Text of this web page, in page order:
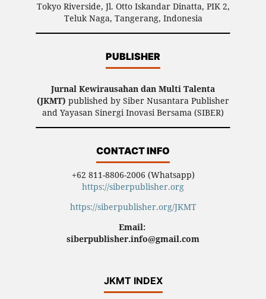
Tokyo Riverside, Jl. Otto Iskandar Dinatta, PIK 2,
Teluk Naga, Tangerang, Indonesia
PUBLISHER
Jurnal Kewirausahan dan Multi Talenta
(JKMT) published by Siber Nusantara Publisher
and Yayasan Sinergi Inovasi Bersama (SIBER)
CONTACT INFO
+62 811-8806-2006 (Whatsapp)
https://siberpublisher.org
https://siberpublisher.org/JKMT
Email:
siberpublisher.info@gmail.com
JKMT INDEX